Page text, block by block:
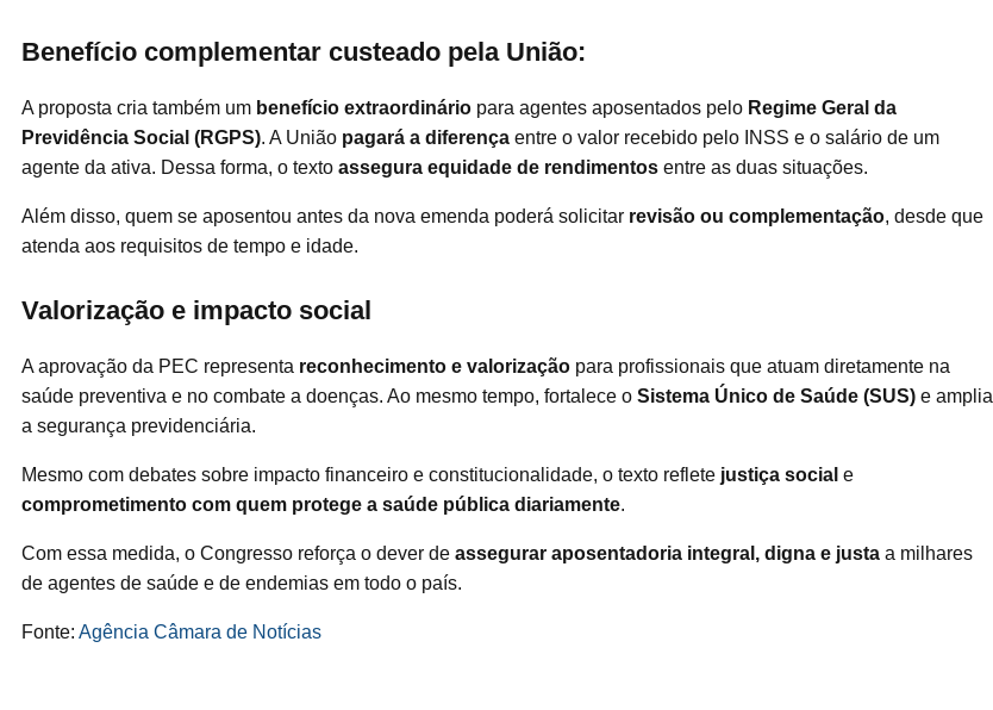
Benefício complementar custeado pela União:
A proposta cria também um benefício extraordinário para agentes aposentados pelo Regime Geral da
Previdência Social (RGPS). A União pagará a diferença entre o valor recebido pelo INSS e o salário de um
agente da ativa. Dessa forma, o texto assegura equidade de rendimentos entre as duas situações.
Além disso, quem se aposentou antes da nova emenda poderá solicitar revisão ou complementação, desde que
atenda aos requisitos de tempo e idade.
Valorização e impacto social
A aprovação da PEC representa reconhecimento e valorização para profissionais que atuam diretamente na
saúde preventiva e no combate a doenças. Ao mesmo tempo, fortalece o Sistema Único de Saúde (SUS) e amplia
a segurança previdenciária.
Mesmo com debates sobre impacto financeiro e constitucionalidade, o texto reflete justiça social e
comprometimento com quem protege a saúde pública diariamente.
Com essa medida, o Congresso reforça o dever de assegurar aposentadoria integral, digna e justa a milhares
de agentes de saúde e de endemias em todo o país.
Fonte: Agência Câmara de Notícias